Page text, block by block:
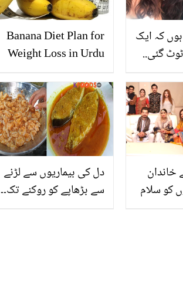
Banana Diet Plan for
Weight Loss in Urdu
کہ ایک
گئی..
کا
دیا
دل کی بیماریوں سے لڑنے
سے بڑھاپے کو روکنے تک۔۔
خاندان
کو سلام